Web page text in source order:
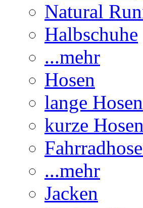
Natural
Halbschuhe
...mehr
Hosen
lange Hosen
kurze Hosen
...mehr
Jacken